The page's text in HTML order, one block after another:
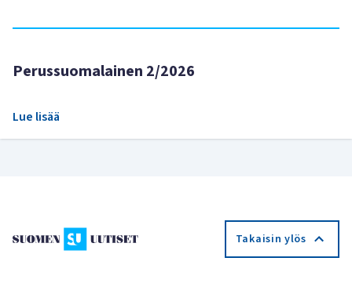
Perussuomalainen 2/2026
Lue lisää
Takaisin ylös